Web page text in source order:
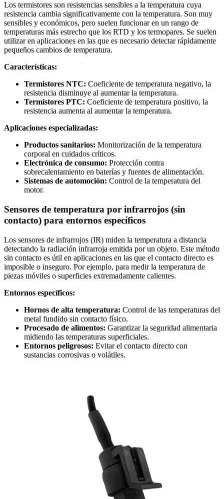
Los termistores son resistencias sensibles a la temperatura cuya
resistencia cambia significativamente con la temperatura. Son muy
sensibles y económicos, pero suelen funcionar en un rango de
temperaturas más estrecho que los RTD y los termopares. Se suelen
utilizar en aplicaciones en las que es necesario detectar rápidamente
pequeños cambios de temperatura.
Características:
Termistores NTC: Coeficiente de temperatura negativo, la
resistencia disminuye al aumentar la temperatura.
Termistores PTC: Coeficiente de temperatura positivo, la
resistencia aumenta al aumentar la temperatura.
Aplicaciones especializadas:
Productos sanitarios: Monitorización de la temperatura
corporal en cuidados críticos.
Electrónica de consumo: Protección contra
sobrecalentamiento en baterías y fuentes de alimentación.
Sistemas de automoción: Control de la temperatura del
motor.
Sensores de temperatura por infrarrojos (sin
contacto) para entornos específicos
Los sensores de infrarrojos (IR) miden la temperatura a distancia
detectando la radiación infrarroja emitida por un objeto. Este método
sin contacto es útil en aplicaciones en las que el contacto directo es
imposible o inseguro. Por ejemplo, para medir la temperatura de
piezas móviles o superficies extremadamente calientes.
Entornos específicos:
Hornos de alta temperatura: Control de las temperaturas del
metal fundido sin contacto físico.
Procesado de alimentos: Garantizar la seguridad alimentaria
midiendo las temperaturas superficiales.
Entornos peligrosos: Evitar el contacto directo con
sustancias corrosivas o volátiles.